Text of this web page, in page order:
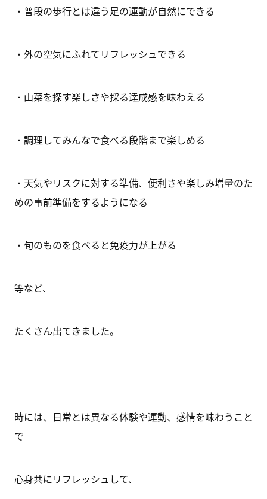
・普段の歩行とは違う足の運動が自然にできる
・外の空気にふれてリフレッシュできる
・山菜を探す楽しさや採る達成感を味わえる
・調理してみんなで食べる段階まで楽しめる
・天気やリスクに対する準備、便利さや楽しみ増量のた
めの事前準備をするようになる
・旬のものを食べると免疫力が上がる
等など、
たくさん出てきました。
時には、日常とは異なる体験や運動、感情を味わうこと
で
心身共にリフレッシュして、